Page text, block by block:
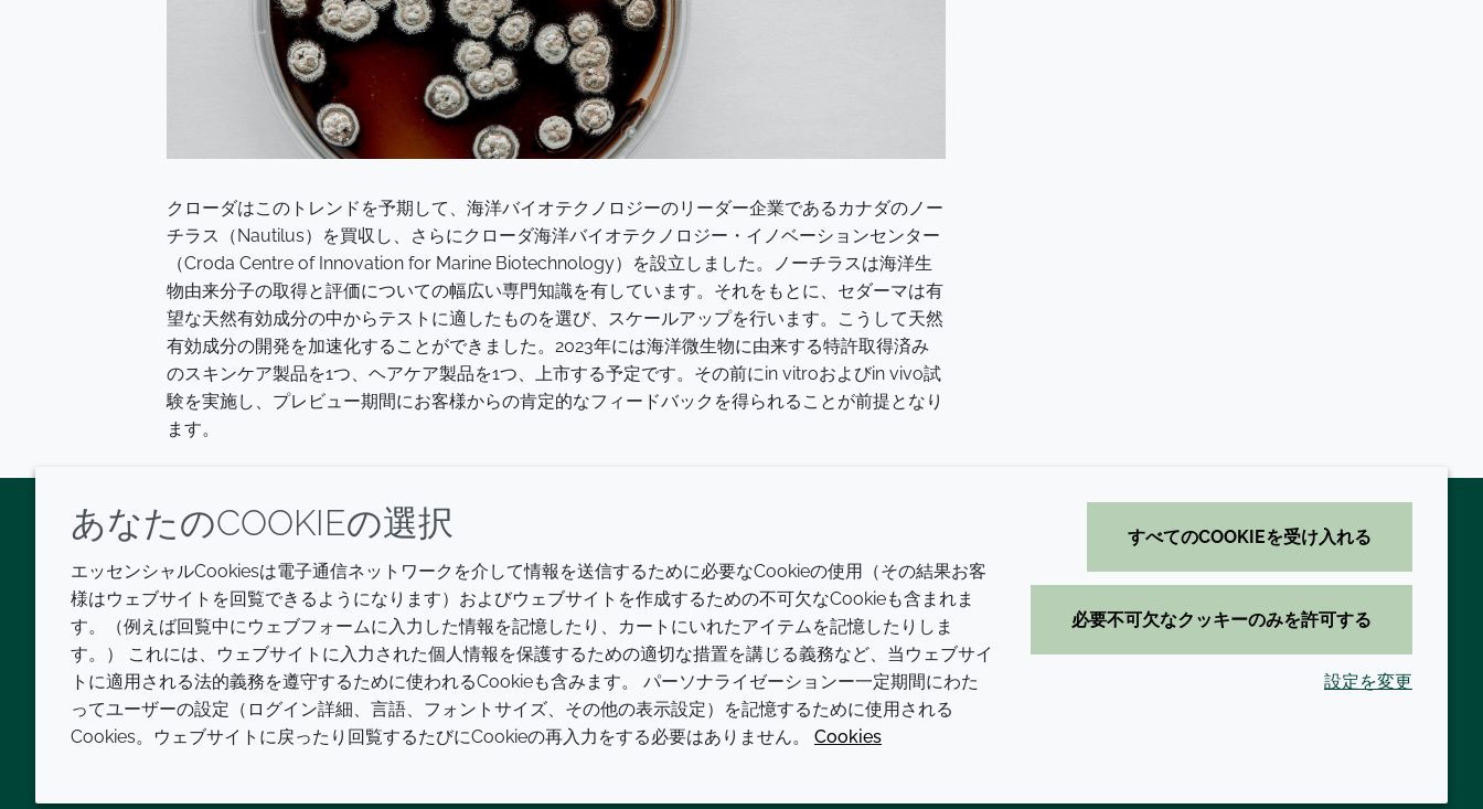
クローダはこのトレンドを予期して、海洋バイオテクノロジーのリーダー企業であるカナダのノー
チラス（Nautilus）を買収し、さらにクローダ海洋バイオテクノロジー・イノベーションセンター
（Croda Centre of Innovation for Marine Biotechnology）を設立しました。ノーチラスは海洋生
物由来分子の取得と評価についての幅広い専門知識を有しています。それをもとに、セダーマは有
望な天然有効成分の中からテストに適したものを選び、スケールアップを行います。こうして天然
有効成分の開発を加速化することができました。2023年には海洋微生物に由来する特許取得済み
のスキンケア製品を1つ、ヘアケア製品を1つ、上市する予定です。その前にin vitroおよびin vivo試
験を実施し、プレビュー期間にお客様からの肯定的なフィードバックを得られることが前提となり
ます。
TwitterLinkedInYoutube
現代の奴隷制
方針と手順
拠点一覧
お問い合わせ
利用規約
プライバシーポリシー
アクセシビリティに関する声明
クッキーポリシー
あなたのCOOKIEの選択
エッセンシャルCookiesは電子通信ネットワークを介して情報を送信するために必要なCookieの使用（その結果お客
様はウェブサイトを回覧できるようになります）およびウェブサイトを作成するための不可欠なCookieも含まれま
す。（例えば回覧中にウェブフォームに入力した情報を記憶したり、カートにいれたアイテムを記憶したりしま
す。） これには、ウェブサイトに入力された個人情報を保護するための適切な措置を講じる義務など、当ウェブサイ
トに適用される法的義務を遵守するために使われるCookieも含みます。 パーソナライゼーションー一定期間にわた
ってユーザーの設定（ログイン詳細、言語、フォントサイズ、その他の表示設定）を記憶するために使用される
Cookies。ウェブサイトに戻ったり回覧するたびにCookieの再入力をする必要はありません。 Cookies
すべてのCOOKIEを受け入れる
必要不可欠なクッキーのみを許可する
設定を変更